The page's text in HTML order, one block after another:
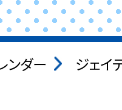
ンダー ジェイ